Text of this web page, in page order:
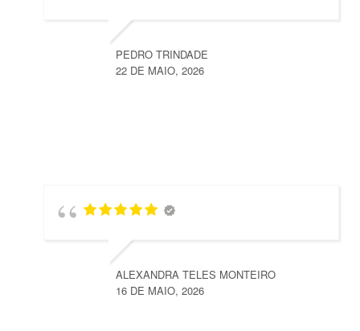
PEDRO TRINDADE
22 DE MAIO, 2026
ALEXANDRA TELES MONTEIRO
16 DE MAIO, 2026